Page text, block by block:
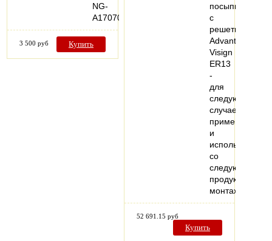
NG-
A17070
3 500 руб Купить
посыпкой,
с
решеткой
Advantix
Visign
ER13
-
для
следующих
случаев
применения
и
использования
со
следующей
продукцией:
монтаж…
52 691.15 руб
Купить